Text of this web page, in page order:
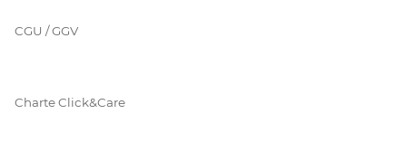
CGU / GGV
Charte Click&Care